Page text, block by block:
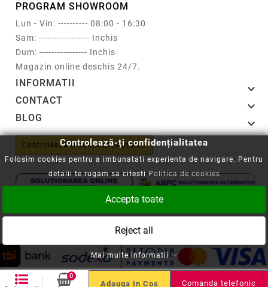
PROGRAM SHOWROOM
Lun - Vin: ---------- 08:00 - 16:30
Sam: ----------------- Inchis
Dum: ---------------- Inchis
Magazin online deschis 24/7.
INFORMATII 
CONTACT 
BLOG 
Controlează-ți confidențialitatea
Copyright © 2008-2026 - Cartuseria.ro
Politica SOL
0
Adauga In Cos Comanda telefonic
Controlează-ți confidențialitatea
Folosim cookies pentru a imbunatati experienta de navigare. Pentru
detalii te rugam sa citestiPolitica de cookies
Accepta toate
Reject all
Mai multe informatii